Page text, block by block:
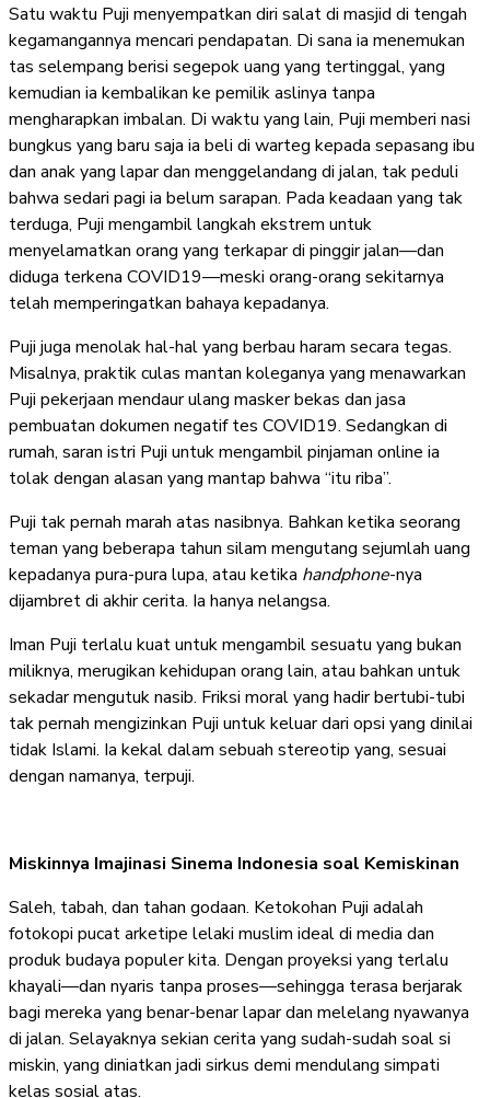
Satu waktu Puji menyempatkan diri salat di masjid di tengah
kegamangannya mencari pendapatan. Di sana ia menemukan
tas selempang berisi segepok uang yang tertinggal, yang
kemudian ia kembalikan ke pemilik aslinya tanpa
mengharapkan imbalan. Di waktu yang lain, Puji memberi nasi
bungkus yang baru saja ia beli di warteg kepada sepasang ibu
dan anak yang lapar dan menggelandang di jalan, tak peduli
bahwa sedari pagi ia belum sarapan. Pada keadaan yang tak
terduga, Puji mengambil langkah ekstrem untuk
menyelamatkan orang yang terkapar di pinggir jalan—dan
diduga terkena COVID19—meski orang-orang sekitarnya
telah memperingatkan bahaya kepadanya.
Puji juga menolak hal-hal yang berbau haram secara tegas.
Misalnya, praktik culas mantan koleganya yang menawarkan
Puji pekerjaan mendaur ulang masker bekas dan jasa
pembuatan dokumen negatif tes COVID19. Sedangkan di
rumah, saran istri Puji untuk mengambil pinjaman online ia
tolak dengan alasan yang mantap bahwa “itu riba”.
Puji tak pernah marah atas nasibnya. Bahkan ketika seorang
teman yang beberapa tahun silam mengutang sejumlah uang
kepadanya pura-pura lupa, atau ketika handphone-nya
dijambret di akhir cerita. Ia hanya nelangsa.
Iman Puji terlalu kuat untuk mengambil sesuatu yang bukan
miliknya, merugikan kehidupan orang lain, atau bahkan untuk
sekadar mengutuk nasib. Friksi moral yang hadir bertubi-tubi
tak pernah mengizinkan Puji untuk keluar dari opsi yang dinilai
tidak Islami. Ia kekal dalam sebuah stereotip yang, sesuai
dengan namanya, terpuji.
Miskinnya Imajinasi Sinema Indonesia soal Kemiskinan
Saleh, tabah, dan tahan godaan. Ketokohan Puji adalah
fotokopi pucat arketipe lelaki muslim ideal di media dan
produk budaya populer kita. Dengan proyeksi yang terlalu
khayali—dan nyaris tanpa proses—sehingga terasa berjarak
bagi mereka yang benar-benar lapar dan melelang nyawanya
di jalan. Selayaknya sekian cerita yang sudah-sudah soal si
miskin, yang diniatkan jadi sirkus demi mendulang simpati
kelas sosial atas.